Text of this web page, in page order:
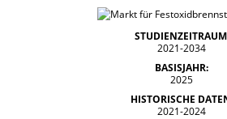
2021-2034
BASISJAHR:
2025
HISTORISCHE
2021-2024